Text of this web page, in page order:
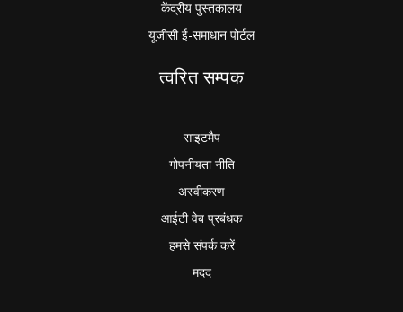
केंद्रीय पुस्तकालय
यूजीसी ई-समाधान पोर्टल
त्वरित सम्पक
साइटमैप
गोपनीयता नीति
अस्वीकरण
आईटी वेब प्रबंधक
हमसे संपर्क करें
मदद